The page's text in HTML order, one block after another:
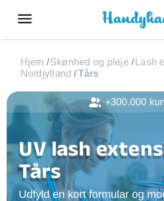
menu
Hjem /Skønhed og pleje / Lash
Nordjylland /Tårs
UV lash
Tårs
Udfyld en kort formular og
+300.000